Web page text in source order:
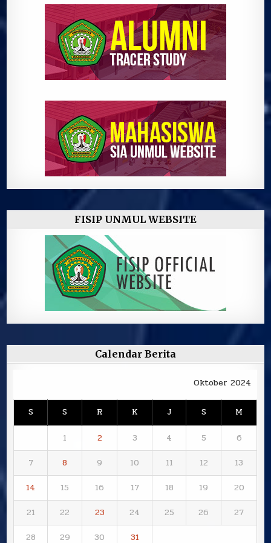
FISIP UNMUL WEBSITE
Calendar Berita
Oktober 2024
S S R K J S M
1 2 3 4 5
6
7
8 9 10 11 12
13
14
15 16 17 18 19
20
21
22 23 24 25 26
27
28
29 30 31